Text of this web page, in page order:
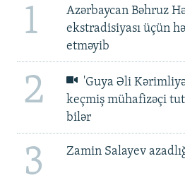
1
Azərbaycan Bəhruz
ekstradisiyası üçün
etməyib
2
'Guya Əli
keçmiş mühafizəçi
bilər
3 Zamin Salayev